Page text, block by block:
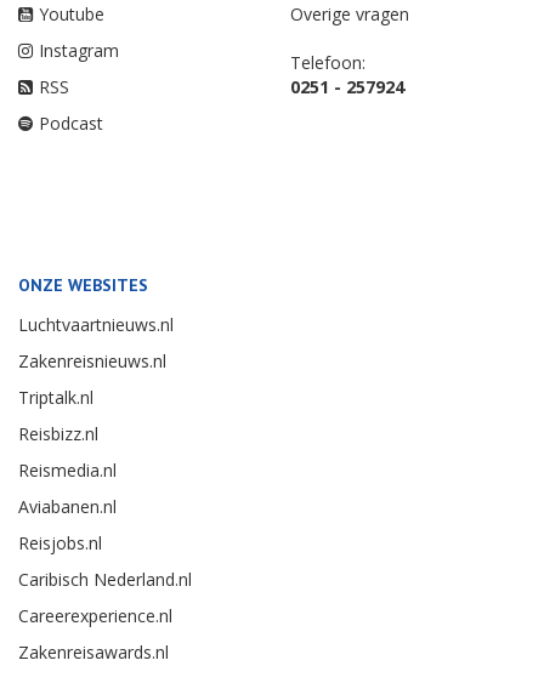
Youtube
Instagram
RSS
Podcast
Overige vragen
Telefoon:
0251 - 257924
ONZE WEBSITES
Luchtvaartnieuws.nl
Zakenreisnieuws.nl
Triptalk.nl
Reisbizz.nl
Reismedia.nl
Aviabanen.nl
Reisjobs.nl
Caribisch Nederland.nl
Careerexperience.nl
Zakenreisawards.nl